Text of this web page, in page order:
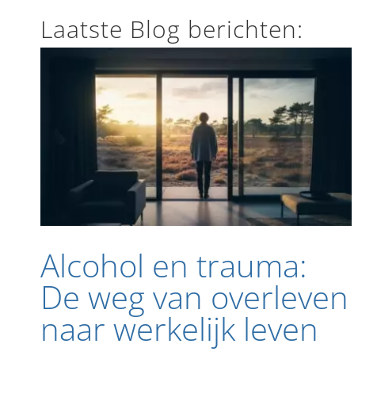
Laatste Blog berichten:
Alcohol en trauma: De weg van overleven
Alcohol en trauma:
De weg van overleven
naar werkelijk leven